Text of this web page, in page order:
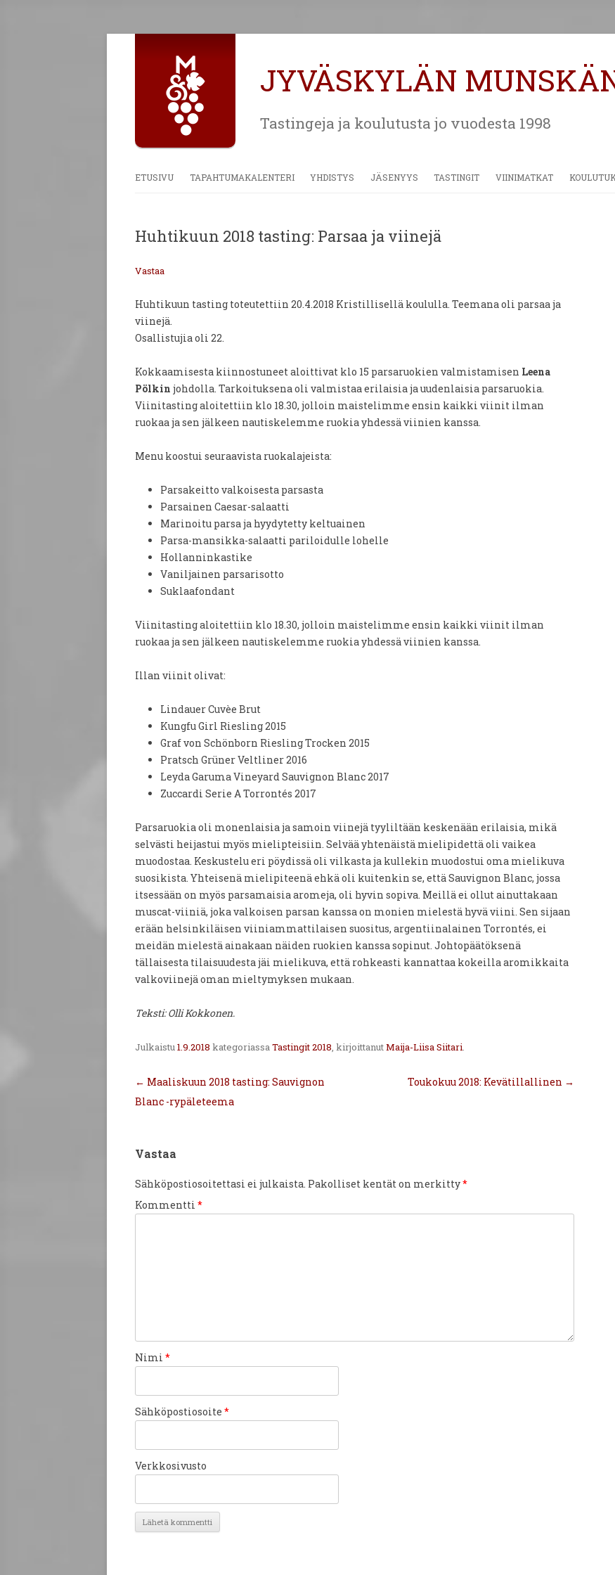
JYVÄSKYLÄN
Tastingeja ja koulutusta jo vuodesta 1998
ETUSIVU TAPAHTUMAKALENTERI YHDISTYS
SÄÄNNÖT
JÄSENYYS TASTINGIT VIINIMATKAT
Huhtikuun 2018 tasting: Parsaa ja viinejä
Vastaa
Huhtikuun tasting toteutettiin 20.4.2018 Kristillisellä koululla. Teemana oli parsaa ja
viinejä.
Osallistujia oli 22.
Kokkaamisesta kiinnostuneet aloittivat klo 15 parsaruokien valmistamisen Leena
Pölkin johdolla. Tarkoituksena oli valmistaa erilaisia ja uudenlaisia parsaruokia.
Viinitasting aloitettiin klo 18.30, jolloin maistelimme ensin kaikki viinit ilman
ruokaa ja sen jälkeen nautiskelemme ruokia yhdessä viinien kanssa.
Menu koostui seuraavista ruokalajeista:
Parsakeitto valkoisesta parsasta
Parsainen Caesar-salaatti
Marinoitu parsa ja hyydytetty keltuainen
Parsa-mansikka-salaatti pariloidulle lohelle
Hollanninkastike
Vaniljainen parsarisotto
Suklaafondant
Viinitasting aloitettiin klo 18.30, jolloin maistelimme ensin kaikki viinit ilman
ruokaa ja sen jälkeen nautiskelemme ruokia yhdessä viinien kanssa.
Illan viinit olivat:
Lindauer Cuvèe Brut
Kungfu Girl Riesling 2015
Graf von Schönborn Riesling Trocken 2015
Pratsch Grüner Veltliner 2016
Leyda Garuma Vineyard Sauvignon Blanc 2017
Zuccardi Serie A Torrontés 2017
Parsaruokia oli monenlaisia ja samoin viinejä tyyliltään keskenään erilaisia, mikä
selvästi heijastui myös mielipteisiin. Selvää yhtenäistä mielipidettä oli vaikea
muodostaa. Keskustelu eri pöydissä oli vilkasta ja kullekin muodostui oma mielikuva
suosikista. Yhteisenä mielipiteenä ehkä oli kuitenkin se, että Sauvignon Blanc, jossa
itsessään on myös parsamaisia aromeja, oli hyvin sopiva. Meillä ei ollut ainuttakaan
muscat-viiniä, joka valkoisen parsan kanssa on monien mielestä hyvä viini. Sen sijaan
erään helsinkiläisen viiniammattilaisen suositus, argentiinalainen Torrontés, ei
meidän mielestä ainakaan näiden ruokien kanssa sopinut. Johtopäätöksenä
tällaisesta tilaisuudesta jäi mielikuva, että rohkeasti kannattaa kokeilla aromikkaita
valkoviinejä oman mieltymyksen mukaan.
Teksti: Olli Kokkonen.
Julkaistu1.9.2018 kategoriassaTastingit 2018, kirjoittanutMaija-Liisa Siitari.
Artikkelien
selaus
← Maaliskuun 2018 tasting: Sauvignon
Blanc -rypäleteema
Toukokuu 2018: Kevätillallinen →
Vastaa
Sähköpostiosoitettasi ei julkaista. Pakolliset kentät on merkitty*
Kommentti *
Nimi *
Sähköpostiosoite *
Verkkosivusto